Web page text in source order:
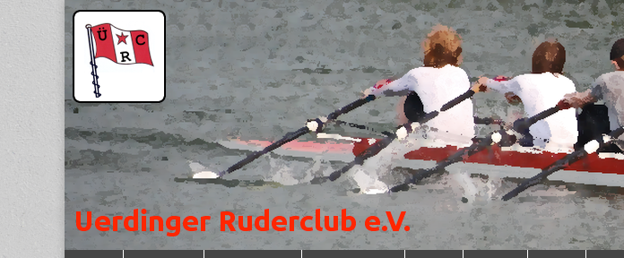
Uerdinger
Ruderclub
e.V.
Rudern in
Krefeld-
Uerdingen